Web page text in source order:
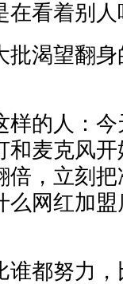
在看着别
批渴望翻
样的人：
和麦克风
倍，立刻
么网红加
谁都努力